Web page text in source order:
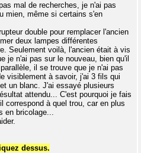
mal de recherches, je n'ai pas
mien, même si certains s'en
double pour remplacer l'ancien
deux lampes différentes
Seulement voilà, l'ancien était à vis
je n'ai pas sur le nouveau, bien qu'il
il se trouve que je n'ai pas
visiblement à savoir, j'ai 3 fils qui
un blanc. J'ai essayé plusieurs
attendu... C'est pourquoi je fais
correspond à quel trou, car en plus
en bricolage...
dessus.